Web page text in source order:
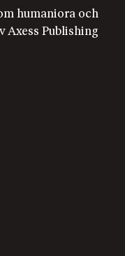
humaniora och
Axess Publishing